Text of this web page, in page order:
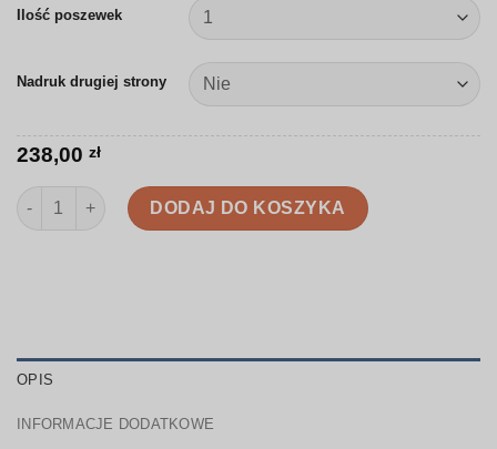
Ilość poszewek
Nadruk drugiej strony
238,00 zł
ilość Pościel | Ilustrowany las zimowy z jeleniami | SZ002
DODAJ DO KOSZYKA
OPIS
INFORMACJE DODATKOWE